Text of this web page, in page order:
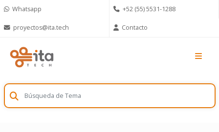
Whatsapp +52 (55) 5531-1288
proyectos@ita.tech Contacto